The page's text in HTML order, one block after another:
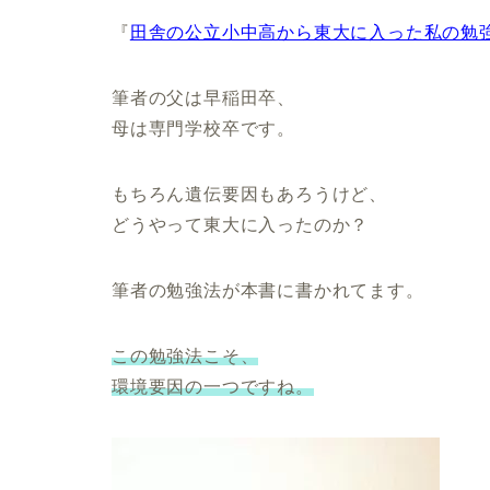
『 田舎の公立小中高から東大に入った私の勉
筆者の父は早稲田卒、
母は専門学校卒です。
もちろん遺伝要因もあろうけど、
どうやって東大に入ったのか？
筆者の勉強法が本書に書かれてます。
この勉強法こそ、
環境要因の一つですね。